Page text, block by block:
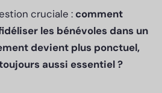
cruciale : comment
les bénévoles dans un
devient plus ponctuel,
aussi essentiel ?